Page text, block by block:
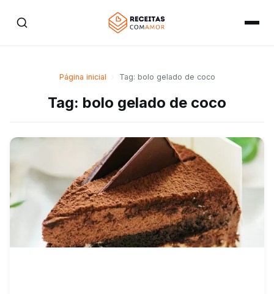
Página inicial Tag: bolo gelado de coco
Tag: bolo gelado de coco